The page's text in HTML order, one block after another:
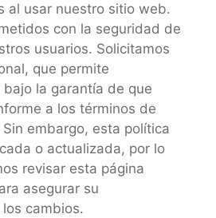
al usar nuestro sitio web.
con la seguridad de
usuarios. Solicitamos
que permite
la garantía de que
a los términos de
embargo, esta política
o actualizada, por lo
revisar esta página
asegurar su
cambios.